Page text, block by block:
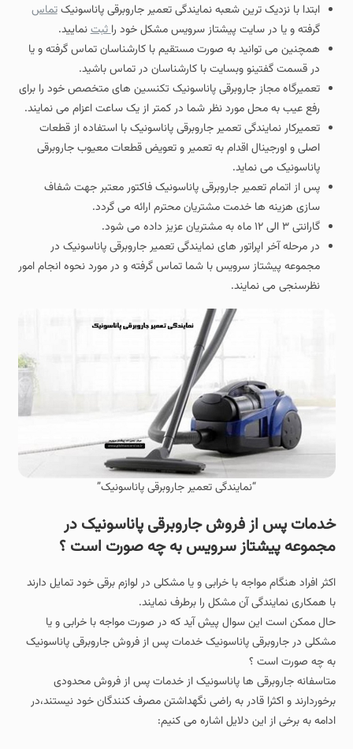
ابتدا با نزدیک ترین شعبه نمایندگی تعمیر جاروبرقی پاناسونیکتماس
گرفته و یا در سایت پیشتاز سرویس مشکل خود راثبتنمایید.
همچنین می توانید به صورت مستقیم با کارشناسان تماس گرفته و یا
در قسمت گفتینو وبسایت با کارشناسان در تماس باشید.
تعمیرگاه مجاز جاروبرقی پاناسونیک تکنسین های متخصص خود را برای
رفع عیب به محل مورد نظر شما در کمتر از یک ساعت اعزام می نمایند.
تعمیرکار نمایندگی تعمیر جاروبرقی پاناسونیک با استفاده از قطعات
اصلی و اورجینال اقدام به تعمیر و تعویض قطعات معیوب جاروبرقی
پاناسونیک می نماید.
پس از اتمام تعمیر جاروبرقی پاناسونیک فاکتور معتبر جهت شفاف
سازی هزینه ها خدمت مشتریان محترم ارائه می گردد.
گارانتی ۳ الی ۱۲ ماه به مشتریان عزیز داده می شود.
در مرحله آخر اپراتور های نمایندگی تعمیر جاروبرقی پاناسونیک در
مجموعه پیشتاز سرویس با شما تماس گرفته و در مورد نحوه انجام امور
نظرسنجی می نمایند.
“نمایندگی تعمیر جاروبرقی پاناسونیک”
خدمات پس از فروش جاروبرقی پاناسونیک در
مجموعه پیشتاز سرویس به چه صورت است ؟
اکثر افراد هنگام مواجه با خرابی و یا مشکلی در لوازم برقی خود تمایل دارند
با همکاری نمایندگی آن مشکل را برطرف نمایند.
حال ممکن است این سوال پیش آید که در صورت مواجه با خرابی و یا
مشکلی در جاروبرقی پاناسونیک خدمات پس از فروش جاروبرقی پاناسونیک
به چه صورت است ؟
متاسفانه جاروبرقی ها پاناسونیک از خدمات پس از فروش محدودی
برخوردارند و اکثرا قادر به راضی نگهداشتن مصرف کنندگان خود نیستند،در
ادامه به برخی از این دلایل اشاره می کنیم: